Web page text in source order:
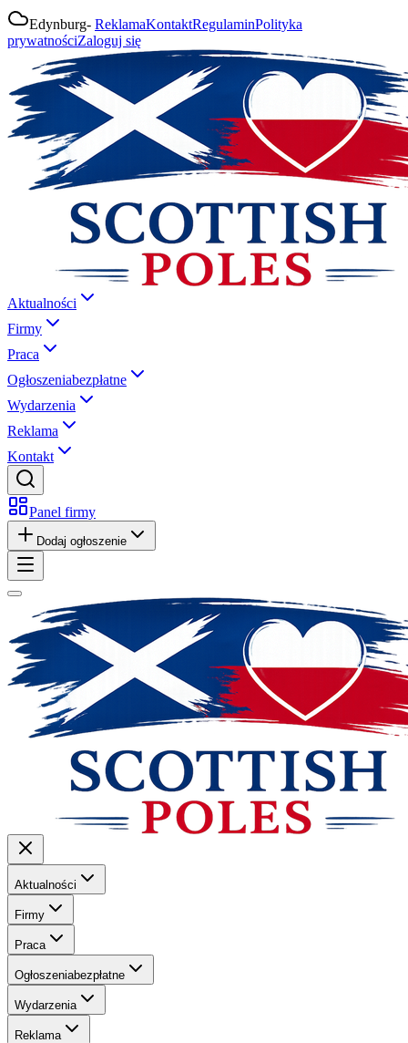
Edynburg- ReklamaKontaktRegulaminPolityka
prywatnościZaloguj się
Aktualności
Firmy
Praca
Ogłoszeniabezpłatne
Wydarzenia
Reklama
Kontakt
Panel firmy
Dodaj ogłoszenie
Aktualności
Firmy
Praca
Ogłoszeniabezpłatne
Wydarzenia
Reklama